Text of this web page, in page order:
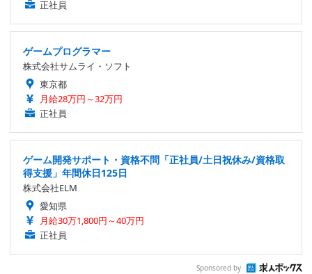
正社員
ゲームプログラマー
株式会社サムライ・ソフト
東京都
月給28万円～32万円
正社員
ゲーム開発サポート・資格不問「正社員/土日祝休み/資格取
得支援」年間休日125日
株式会社ELM
愛知県
月給30万1,800円～40万円
正社員
Sponsored by